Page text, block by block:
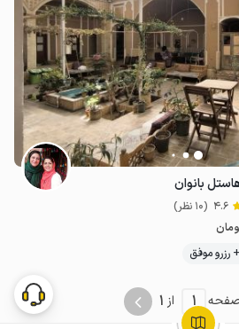
4.6 (10 نظر)
1 از 1